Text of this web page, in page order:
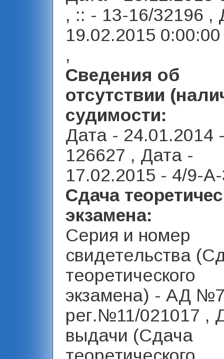
, :: - 13-16/32196 ,
19.02.2015
,
Сведения об
отсутствии
судимости:
Дата - 24.01.2014
126627 , Дата -
17.02.2015 - 4/9-
Сдача
экзамена:
Серия и номер
свидетельства
теоретического
экзамена) - АД
рег.№11/021017 ,
выдачи (Сдача